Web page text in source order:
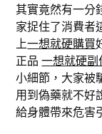
其實竟然有一分
家捉住了消費者
上一想就硬購買
正品一想就硬副
小細節，大家被
用到偽藥就不好
給身體帶來危害